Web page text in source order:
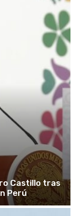
Castillo tras
Perú